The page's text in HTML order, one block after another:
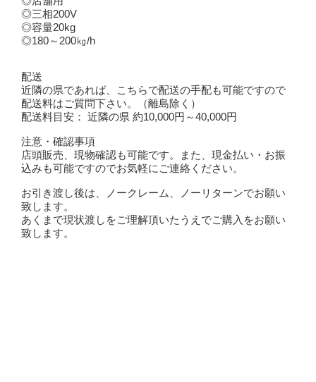
◎三相200V
◎容量20kg
◎180～200㎏/h
配送
近隣の県であれば、こちらで配送の手配も可能ですので
配送料はご質問下さい。（離島除く）
配送料目安： 近隣の県 約10,000円～40,000円
注意・確認事項
店頭販売、現物確認も可能です。また、現金払い・お振
込みも可能ですのでお気軽にご連絡ください。
お引き渡し後は、ノークレーム、ノーリターンでお願い
致します。
あくまで現状渡しをご理解頂いたうえでご購入をお願い
致します。